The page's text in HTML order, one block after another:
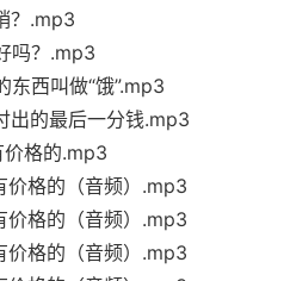
？.mp3
吗？.mp3
西叫做“饿”.mp3
出的最后一分钱.mp3
价格的.mp3
价格的（音频）.mp3
价格的（音频）.mp3
价格的（音频）.mp3